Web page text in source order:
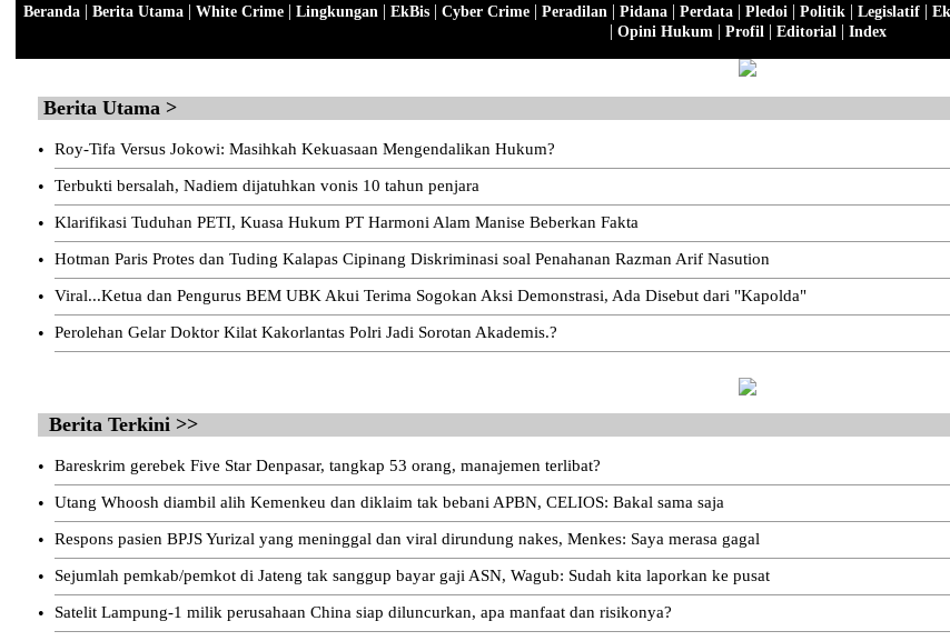
Beranda| Berita Utama| White Crime| Lingkungan | EkBis| Cyber Crime| Peradilan | Pidana| Perdata| Pledoi | Politik| Legislatif|
| Opini Hukum | Profil | Editorial | Index
Berita Utama >
• Roy-Tifa Versus Jokowi: Masihkah Kekuasaan Mengendalikan Hukum?
• Terbukti bersalah, Nadiem dijatuhkan vonis 10 tahun penjara
• Klarifikasi Tuduhan PETI, Kuasa Hukum PT Harmoni Alam Manise Beberkan Fakta
• Hotman Paris Protes dan Tuding Kalapas Cipinang Diskriminasi soal Penahanan Razman Arif Nasution
• Viral...Ketua dan Pengurus BEM UBK Akui Terima Sogokan Aksi Demonstrasi, Ada Disebut dari "Kapolda"
• Perolehan Gelar Doktor Kilat Kakorlantas Polri Jadi Sorotan Akademis.?
Berita Terkini >>
• Bareskrim gerebek Five Star Denpasar, tangkap 53 orang, manajemen terlibat?
• Utang Whoosh diambil alih Kemenkeu dan diklaim tak bebani APBN, CELIOS: Bakal sama saja
• Respons pasien BPJS Yurizal yang meninggal dan viral dirundung nakes, Menkes: Saya merasa gagal
• Sejumlah pemkab/pemkot di Jateng tak sanggup bayar gaji ASN, Wagub: Sudah kita laporkan ke pusat
• Satelit Lampung-1 milik perusahaan China siap diluncurkan, apa manfaat dan risikonya?